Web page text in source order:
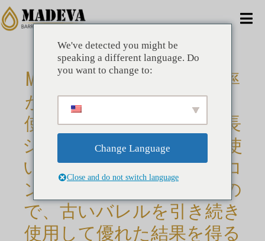
コ
ン
テ
ナ
ー
ョ
ン
の
切
代替案
コマーシャル
会社
利点
テクニカル
Madeva は、最もコスト効率
が高く、時間を節約でき、
使いやすいバレル寿命延長
システムです。 Madeva は使
い果たしたバレルのコアコ
ンポーネントを補充するの
で、古いバレルを引き続き
使用して優れた結果を得る
We've detected you might be
speaking a different language. Do
you want to change to:
Change Language
Close and do not switch language